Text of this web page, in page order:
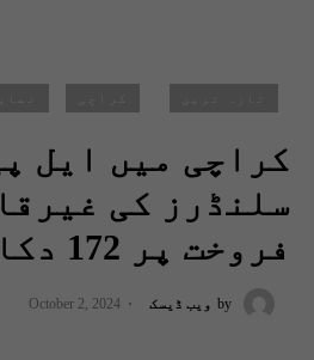
کراچی میں ایل
سلنڈرز کی
فروخت پر 172 دکانیں سیل
by ویب ڈیسک October 2, 2024